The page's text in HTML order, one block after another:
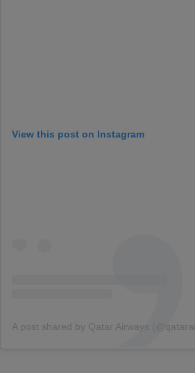
View this post on Instagram
A post shared by Qatar Airways